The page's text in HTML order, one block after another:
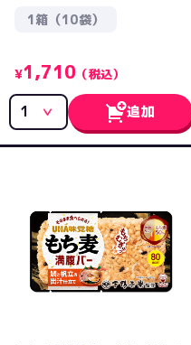
1箱（10袋）
¥1,710 （税込）
追加